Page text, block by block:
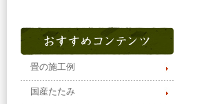
畳の施工例
国産たたみ